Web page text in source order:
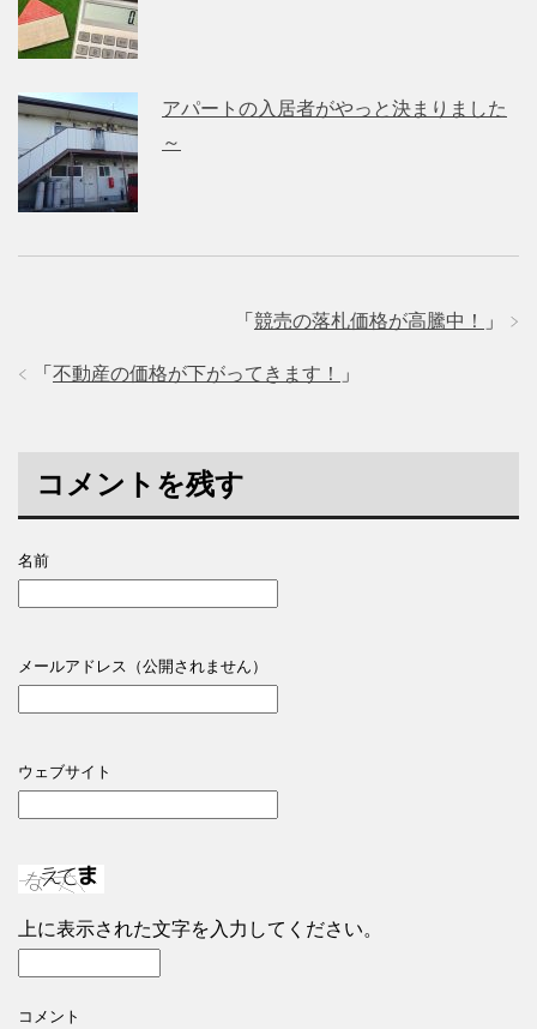
アパートの入居者がやっと決まりました
～
「 競売の落札価格が高騰中！ 」
「 不動産の価格が下がってきます！ 」
コメントを残す
名前
メールアドレス（公開されません）
ウェブサイト
上に表示された文字を入力してください。
コメント